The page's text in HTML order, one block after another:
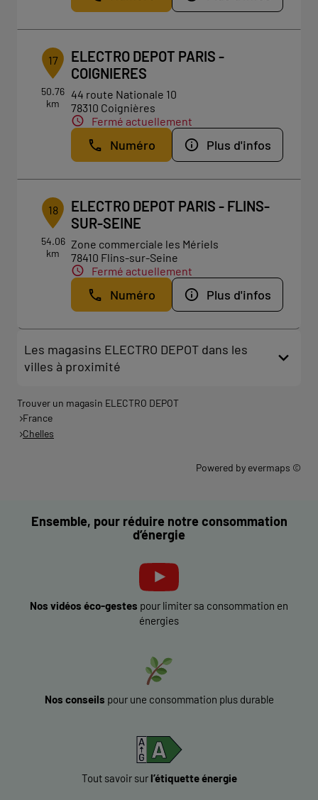
17
50.76
km
ELECTRO DEPOT PARIS -
COIGNIERES
44 route Nationale 10
78310 Coignières
Fermé actuellement
Numéro Plus d'infos
18
54.06
km
ELECTRO DEPOT PARIS - FLINS-
SUR-SEINE
Zone commerciale les Mériels
78410 Flins-sur-Seine
Fermé actuellement
Numéro Plus d'infos
Les magasins ELECTRO DEPOT dans les
villes à proximité
Trouver un magasin ELECTRO DEPOT
France
Chelles
Powered by evermaps ©
Ensemble, pour réduire notre consommation
d’énergie
Nos vidéos éco-gestes pour limiter sa consommation en
énergies
Nos conseils pour une consommation plus durable
Tout savoir surl’étiquette énergie